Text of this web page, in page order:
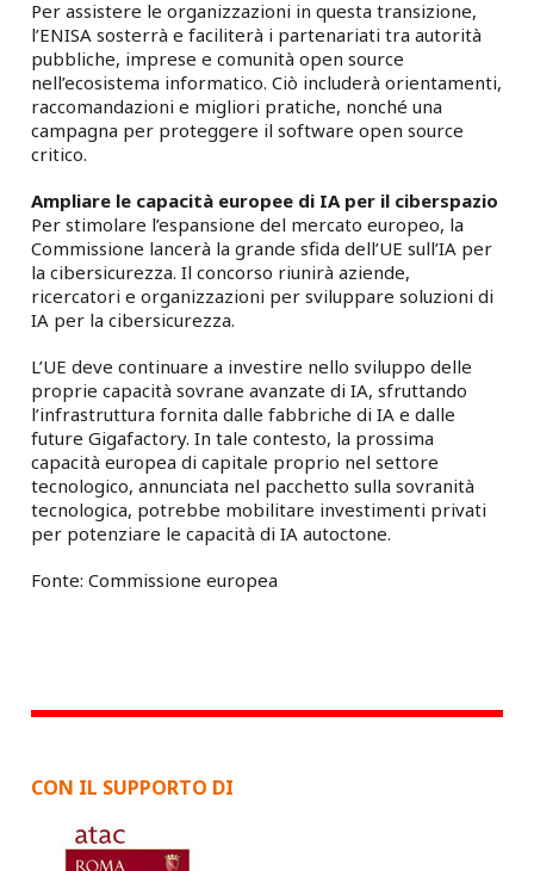
Per assistere le organizzazioni in questa transizione,
l’ENISA sosterrà e faciliterà i partenariati tra autorità
pubbliche, imprese e comunità open source
nell’ecosistema informatico. Ciò includerà orientamenti,
raccomandazioni e migliori pratiche, nonché una
campagna per proteggere il software open source
critico.
Ampliare le capacità europee di IA per il ciberspazio
Per stimolare l’espansione del mercato europeo, la
Commissione lancerà la grande sfida dell’UE sull’IA per
la cibersicurezza. Il concorso riunirà aziende,
ricercatori e organizzazioni per sviluppare soluzioni di
IA per la cibersicurezza.
L’UE deve continuare a investire nello sviluppo delle
proprie capacità sovrane avanzate di IA, sfruttando
l’infrastruttura fornita dalle fabbriche di IA e dalle
future Gigafactory. In tale contesto, la prossima
capacità europea di capitale proprio nel settore
tecnologico, annunciata nel pacchetto sulla sovranità
tecnologica, potrebbe mobilitare investimenti privati
per potenziare le capacità di IA autoctone.
Fonte: Commissione europea
CON IL SUPPORTO DI